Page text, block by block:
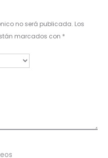
no será publicada. Los
marcados con *